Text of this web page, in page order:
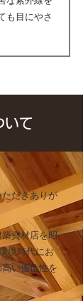
も目にやさ
いて
だきありが
資材店を昭
境時代にお
い優位性を